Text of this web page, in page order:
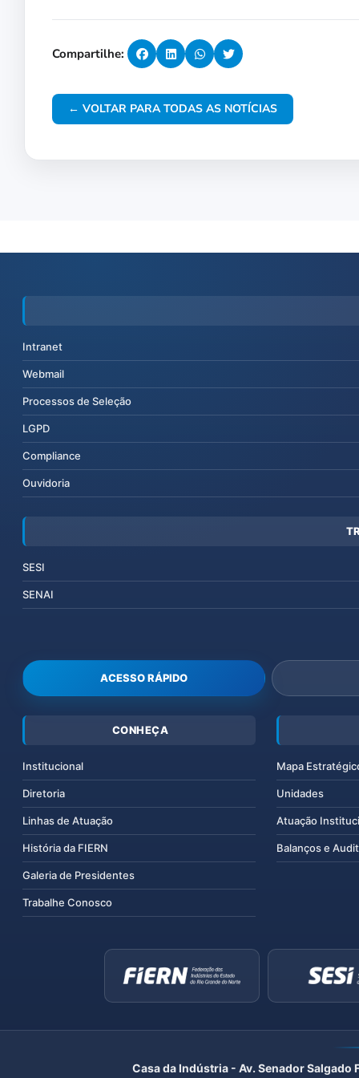
Compartilhe:
← VOLTAR PARA TODAS AS NOTÍCIAS
Intranet
Webmail
Processos de Seleção
LGPD
Compliance
Ouvidoria
SESI
SENAI
ACESSO RÁPIDO
CONHEÇA
Institucional
Diretoria
Linhas de Atuação
História da FIERN
Galeria de Presidentes
Trabalhe Conosco
Mapa
Unidades
Atuação
Balanços e
Casa da Indústria - Av. Senador